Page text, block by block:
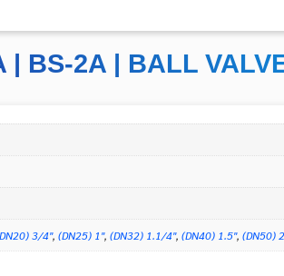
| BS-2A | BALL
3/4", (DN25) 1", (DN32) 1.1/4", (DN40) 1.5", (DN50)